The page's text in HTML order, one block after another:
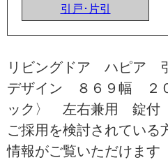
引戸･片引
リビングドア ハピア
デザイン ８６９幅 ２
ック〉 左右兼用 錠付
ご採用を検討されている
情報がご覧いただけます